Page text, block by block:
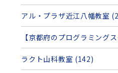
アル・プラザ近江八幡教室
【京都府のプログラミング
ラクト山科教室 (142)